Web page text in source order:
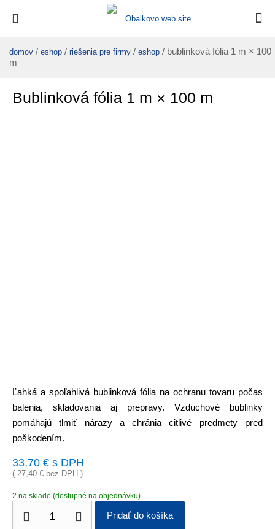
domov / eshop / riešenia pre firmy / eshop / bublinková fólia 1 m × 100
m
Bublinková fólia 1 m × 100 m
Ľahká a spoľahlivá bublinková fólia na ochranu tovaru počas
balenia, skladovania aj prepravy. Vzduchové bublinky
pomáhajú tlmiť nárazy a chránia citlivé predmety pred
poškodením.
33,70 € s DPH
( 27,40 € bez DPH )
2 na sklade (dostupné na objednávku)
Pridať do košíka